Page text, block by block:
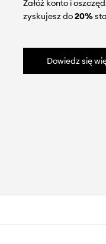
Załóż konto i
zyskujesz do20%
Dowiedz się